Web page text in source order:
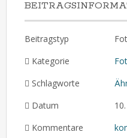
Beitragstyp
Kategorie
Schlagworte
Datum
Kommentare